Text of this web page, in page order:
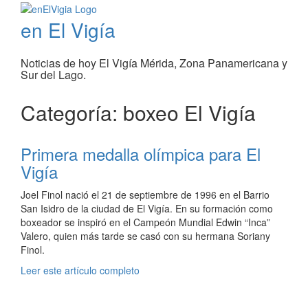
en El Vigía
Noticias de hoy El Vigía Mérida, Zona Panamericana y
Sur del Lago.
Categoría: boxeo El Vigía
Primera medalla olímpica para El
Vigía
Joel Finol nació el 21 de septiembre de 1996 en el Barrio
San Isidro de la ciudad de El Vigía. En su formación como
boxeador se inspiró en el Campeón Mundial Edwin “Inca”
Valero, quien más tarde se casó con su hermana Soriany
Finol.
Leer este artículo completo